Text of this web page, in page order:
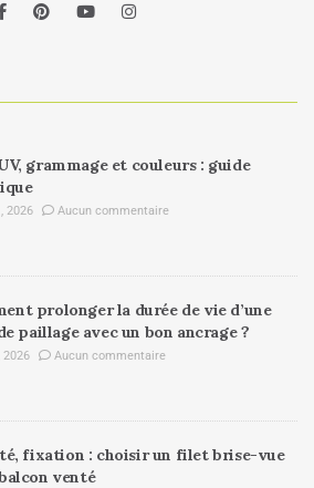
grammage et couleurs : guide
2026 Aucun commentaire
prolonger la durée de vie d’une
paillage avec un bon ancrage ?
2026 Aucun commentaire
fixation : choisir un filet brise-vue
venté